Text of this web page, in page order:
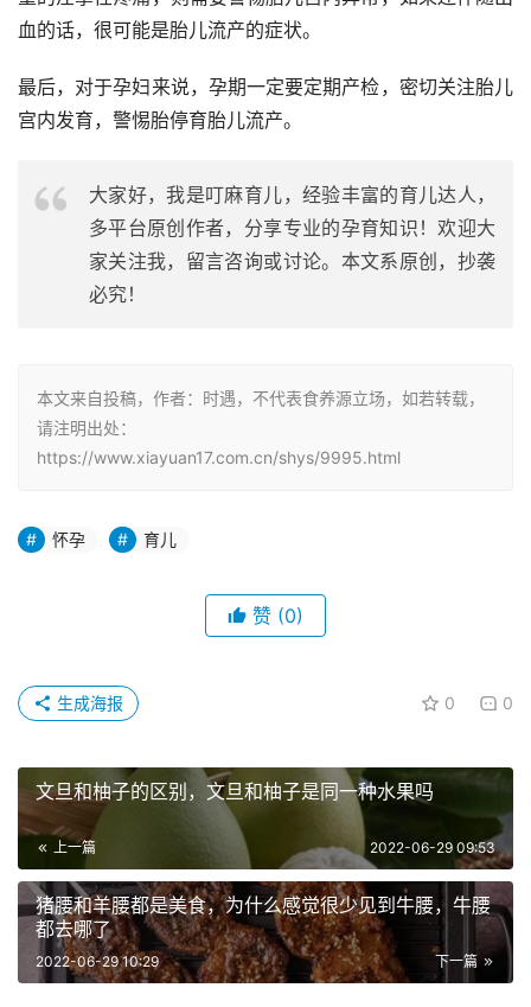
血的话，很可能是胎儿流产的症状。
最后，对于孕妇来说，孕期一定要定期产检，密切关注胎儿
宫内发育，警惕胎停育胎儿流产。
大家好，我是叮麻育儿，经验丰富的育儿达人，
多平台原创作者，分享专业的孕育知识！欢迎大
家关注我，留言咨询或讨论。本文系原创，抄袭
必究！
本文来自投稿，作者：时遇，不代表食养源立场，如若转载，
请注明出处：
https://www.xiayuan17.com.cn/shys/9995.html
怀孕 育儿
赞 (0)
0 0
生成海报
文旦和柚子的区别，文旦和柚子是同一种水果吗
上一篇 2022-06-29 09:53
猪腰和羊腰都是美食，为什么感觉很少见到牛腰，牛腰
都去哪了
下一篇
2022-06-29 10:29